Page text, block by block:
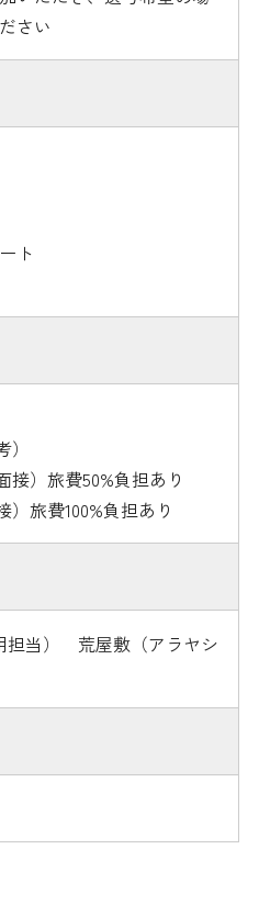
さい
ト
接）旅費50%負担あり
旅費100%負担あり
担当） 荒屋敷（アラヤシ